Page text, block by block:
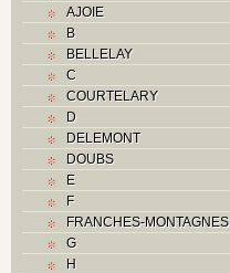
AJOIE
B
BELLELAY
C
COURTELARY
D
DELEMONT
DOUBS
E
F
FRANCHES-MONTAGNES
G
H